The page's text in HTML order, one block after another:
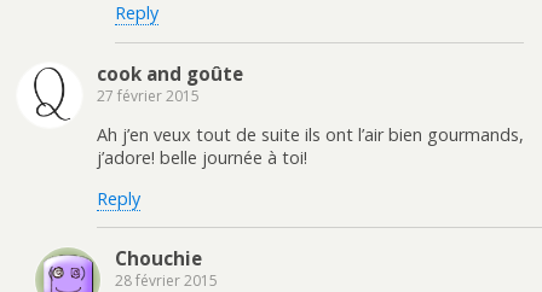
Reply
cook and goûte
27 février 2015
Ah j’en veux tout de suite ils ont l’air bien gourmands,
j’adore! belle journée à toi!
Reply
Chouchie
28 février 2015